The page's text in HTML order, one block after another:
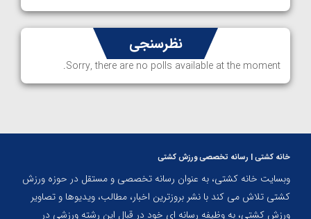
نظرسنجی
Sorry, there are no polls available at the moment.
خانه کشتی | رسانه تخصصی ورزش کشتی
وبسایت خانه کشتی، به عنوان رسانه تخصصی و مستقل در حوزه ورزش
کشتی تلاش می کند با نشر بروزترین اخبار، مطالب، ویدیوها و تصاویر
ورزش کشتی، به وظیفه رسانه ای خود در قبال این رشته ورزشی در